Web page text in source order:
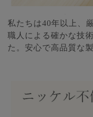
私たちは40年以上、
職人による確かな技
た。安心で高品質な